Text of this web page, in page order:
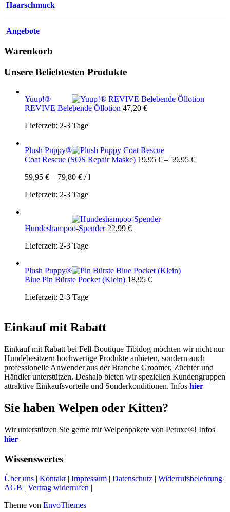
Haarschmuck
Angebote
Warenkorb
Unsere Beliebtesten Produkte
Yuup!®
REVIVE Belebende Öllotion 47,20 €
Lieferzeit: 2-3 Tage
Plush Puppy®
Coat Rescue (SOS Repair Maske) 19,95 € – 59,95 €
59,95 € – 79,80 € /l
Lieferzeit: 2-3 Tage
Hundeshampoo-Spender 22,99 €
Lieferzeit: 2-3 Tage
Plush Puppy®
Blue Pin Bürste Pocket (Klein) 18,95 €
Lieferzeit: 2-3 Tage
Einkauf mit Rabatt
Einkauf mit Rabatt bei Fell-Boutique Tibidog möchten wir nicht nur
Hundebesitzern hochwertige Produkte anbieten, sondern auch
professionelle Anwender aus der Branche Groomer, Züchter und
Händler unterstützen. Deshalb bieten wir speziellen Kundengruppen
attraktive Einkaufsvorteile und Sonderkonditionen. Infos hier
Sie haben Welpen oder Kitten?
Wir unterstützen Sie gerne mit Welpenpakete von Petuxe®! Infos
hier
Wissenswertes
Über uns Kontakt| Impressum Datenschutz Widerrufsbelehrung
AGB
Vertrag widerrufen
Theme von EnvoThemes